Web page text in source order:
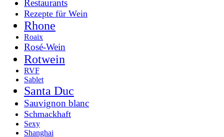
Restaurants
Rezepte für Wein
Rhone
Roaix
Rosé-Wein
Rotwein
RVF
Sablet
Santa Duc
Sauvignon blanc
Schmackhaft
Sexy
Shanghai